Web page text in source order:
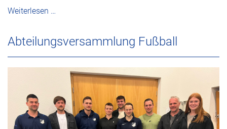
Weiterlesen …
Abteilungsversammlung Fußball